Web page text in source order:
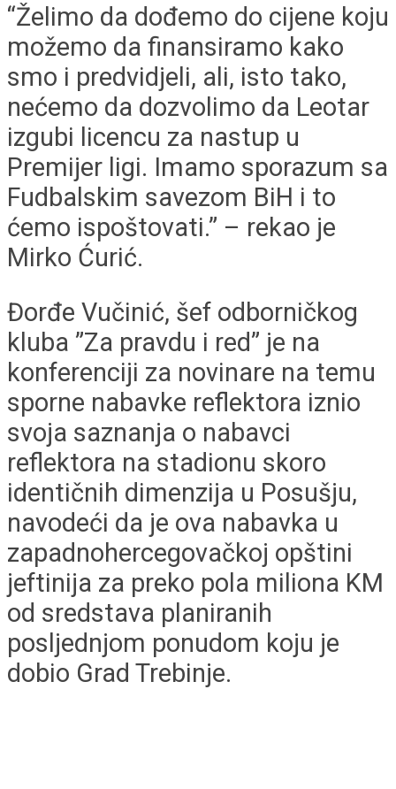
“Želimo da dođemo do cijene koju
možemo da finansiramo kako
smo i predvidjeli, ali, isto tako,
nećemo da dozvolimo da Leotar
izgubi licencu za nastup u
Premijer ligi. Imamo sporazum sa
Fudbalskim savezom BiH i to
ćemo ispoštovati.” – rekao je
Mirko Ćurić.
Đorđe Vučinić, šef odborničkog
kluba ”Za pravdu i red” je na
konferenciji za novinare na temu
sporne nabavke reflektora iznio
svoja saznanja o nabavci
reflektora na stadionu skoro
identičnih dimenzija u Posušju,
navodeći da je ova nabavka u
zapadnohercegovačkoj opštini
jeftinija za preko pola miliona KM
od sredstava planiranih
posljednjom ponudom koju je
dobio Grad Trebinje.